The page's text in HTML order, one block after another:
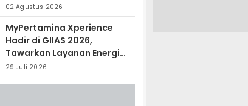
02 Agustus 2026
MyPertamina Xperience
Hadir di GIIAS 2026,
Tawarkan Layanan Energi
Terintegrasi
29 Juli 2026